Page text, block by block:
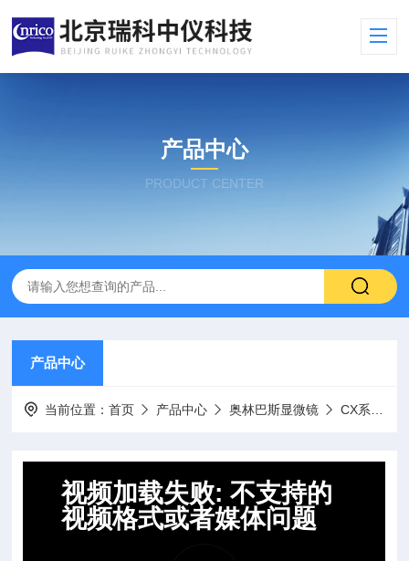
产品中心
PRODUCT CENTER
产品中心
当前位置：首页 产品中心 奥林巴斯显微镜 CX系列生物显微镜